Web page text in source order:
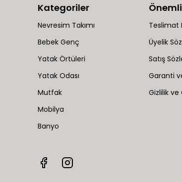
Kategoriler
Nevresim Takımı
Bebek Genç
Yatak Örtüleri
Yatak Odası
Mutfak
Mobilya
Banyo
Teslimat
Üyelik
Satış
Garanti
Gizlilik ve